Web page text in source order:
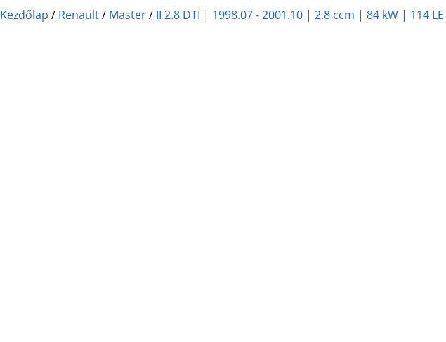
Kezdőlap / Renault/ Master/ II 2.8 DTI | 1998.07 - 2001.10 | 2.8 ccm | 84 kW | 114 LE